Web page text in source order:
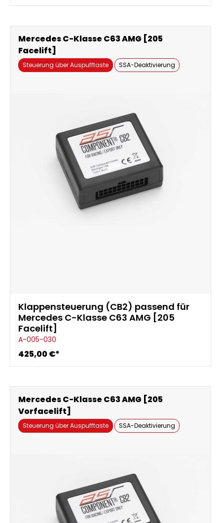
Klappensteuerung (CB2) passend für
Mercedes C-Klasse C63 AMG [205
Facelift]
A-005-030
Mercedes C-Klasse C63 AMG [205
Facelift]
Steuerung über Auspufftaste SSA-Deaktivierung
425,00 €*
Mercedes C-Klasse C63 AMG [205
Vorfacelift]
Steuerung über Auspufftaste SSA-Deaktivierung